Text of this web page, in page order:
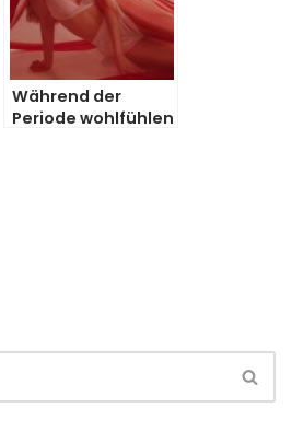
Während der
Periode wohlfühlen